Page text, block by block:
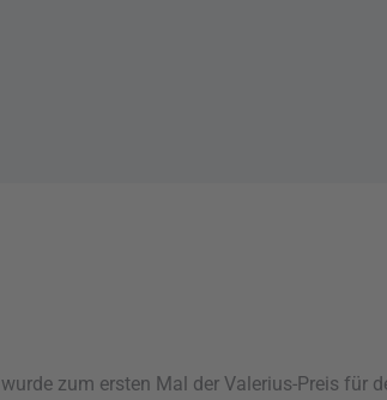
zum ersten Mal der Valerius-Preis für